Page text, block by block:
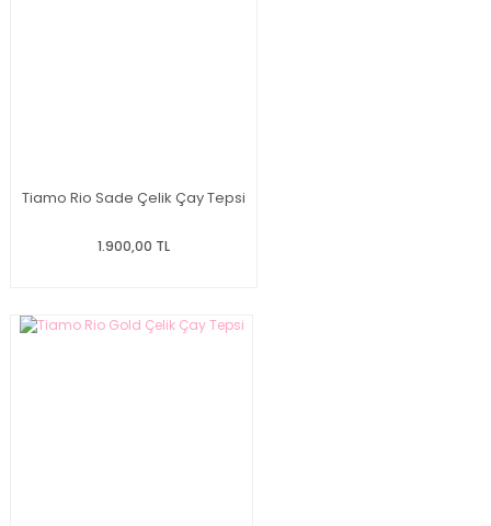
Tiamo Rio Sade Çelik Çay Tepsi
1.900,00 TL